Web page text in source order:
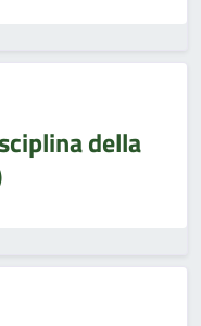
della